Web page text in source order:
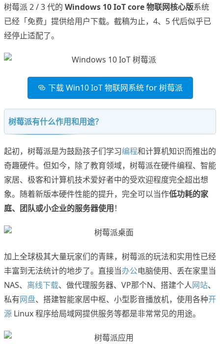
树莓派 2 / 3 代的 Windows 10 IoT core 物联网核心版系统
已经「免费」提供给用户下载。截稿为止，4、5 代后似乎已
经停止适配了。
下载 Win10 IoT 物联网系统 for 树莓派
树莓派有什么作用和用途？
起初，树莓派是为鼓励孩子们学习编程和计算机知识而推出的
奇趣硬件。但如今，除了教育领域，树莓派在硬件编程、智能
家居、极客和计算机技术爱好者中的受欢迎程度完全超出想
象。随着新版本硬件性能的提升，完全可以当作低功耗的家
庭、团队或小企业的服务器使用！
加上全球极其大量玩家们的青睐，树莓派的玩法和实用性已经
丰富到无法统计的地步了。直接当办公电脑使用、丢在家里当
NAS、 离线下载、做代理服务器、VP那个N、搭建个人网站、
私有网盘、搭建智能家居中枢、小型影音播放机，使用各种开
源 Linux 程序给局域网提供服务等都是非常常见的用途。